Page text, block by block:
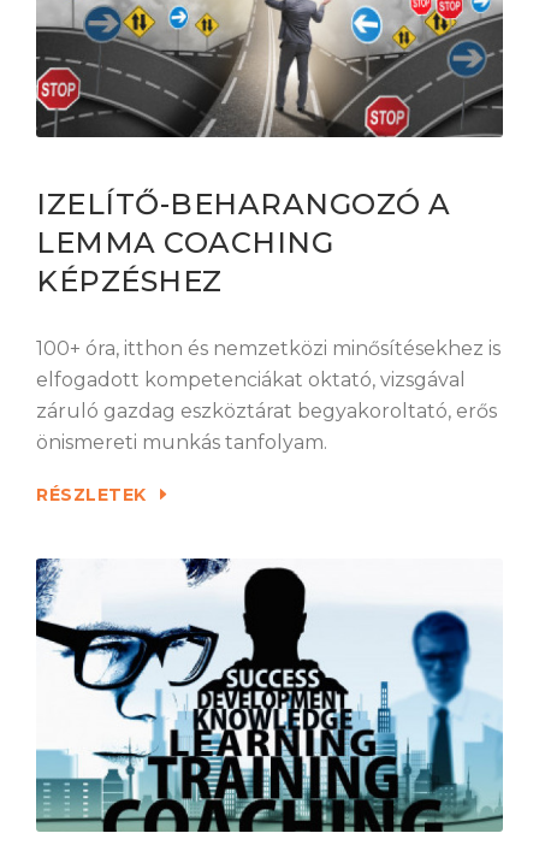
IZELÍTŐ-BEHARANGOZÓ A
LEMMA COACHING
KÉPZÉSHEZ
100+ óra, itthon és nemzetközi minősítésekhez is
elfogadott kompetenciákat oktató, vizsgával
záruló gazdag eszköztárat begyakoroltató, erős
önismereti munkás tanfolyam.
RÉSZLETEK